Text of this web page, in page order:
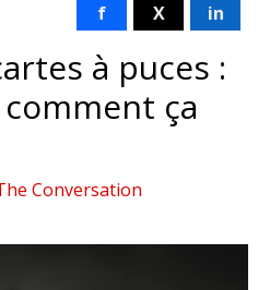
f X in
à puces :
ça
Conversation